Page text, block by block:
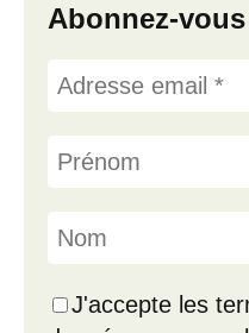
Abonnez-
J'accepte les